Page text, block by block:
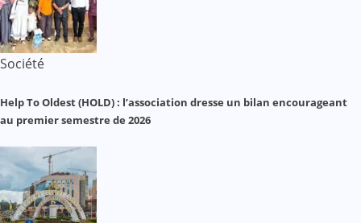
Société
Help To Oldest (HOLD) : l’association dresse un bilan encourageant
au premier semestre de 2026